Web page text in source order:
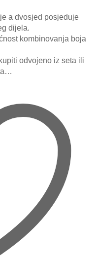
a dvosjed posjeduje
dijela.
kombinovanja boja
odvojeno iz seta ili